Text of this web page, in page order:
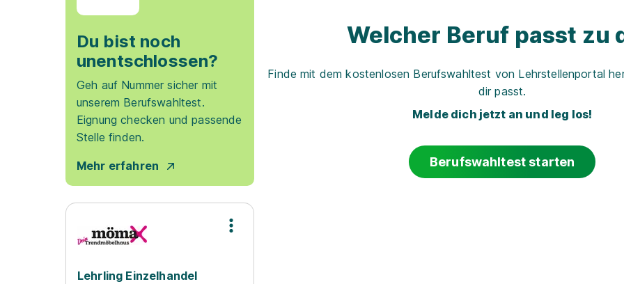
Du bist noch
unentschlossen?
Geh auf Nummer sicher mit
unserem Berufswahltest.
Eignung checken und passende
Stelle finden.
Mehr erfahren
Lehrling Einzelhandel
Welcher Beruf passt zu
Finde mit dem kostenlosen Berufswahltest von Lehrstellenportal
dir passt.
Melde dich jetzt an und leg los!
Berufswahltest starten